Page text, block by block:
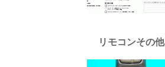
リモコンその他